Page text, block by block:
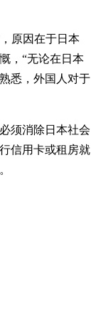
原因在于日本
，“无论在日本
悉，外国人对于
须消除日本社会
信用卡或租房就